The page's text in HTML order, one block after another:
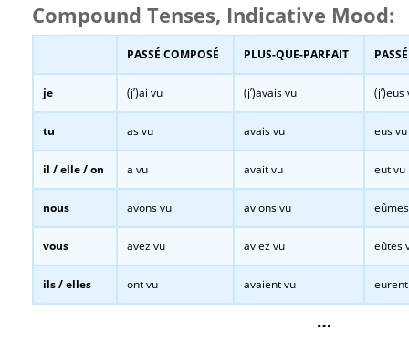
Compound Tenses, Indicative Mood:
PASSÉ COMPOSÉ PLUS-QUE-PARFAIT
je (j’)ai vu (j’)avais vu (j’)eus
tu as vu avais vu eus vu
il / elle / on a vu avait vu eut vu
nous avons vu avions vu
vous avez vu aviez vu eûtes
ils / elles ont vu avaient vu
…